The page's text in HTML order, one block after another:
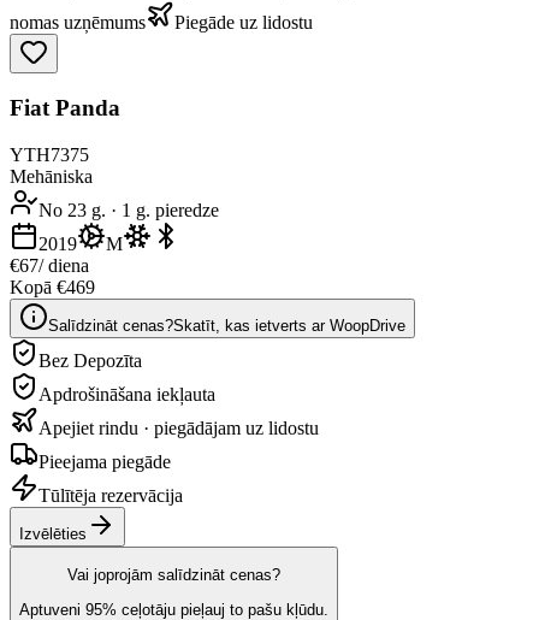
nomas uzņēmums
Piegāde uz lidostu
Fiat Panda
YTH7375
Mehāniska
No 23 g. · 1 g. pieredze
2019
M
€67/ diena
Kopā €469
Salīdzināt cenas?Skatīt, kas ietverts ar WoopDrive
Bez Depozīta
Apdrošināšana iekļauta
Apejiet rindu · piegādājam uz lidostu
Pieejama piegāde
Tūlītēja rezervācija
Izvēlēties
Vai joprojām salīdzināt cenas?
Aptuveni 95% ceļotāju pieļauj to pašu kļūdu.